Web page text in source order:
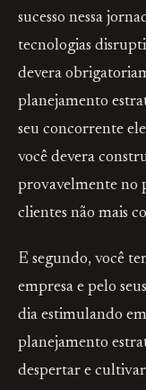
sucesso nessa
tecnologias
devera
planejamento
seu concorrente
você devera
provavelmente no
clientes não mais
E segundo, você
empresa e pelo
dia estimulando
planejamento
despertar e